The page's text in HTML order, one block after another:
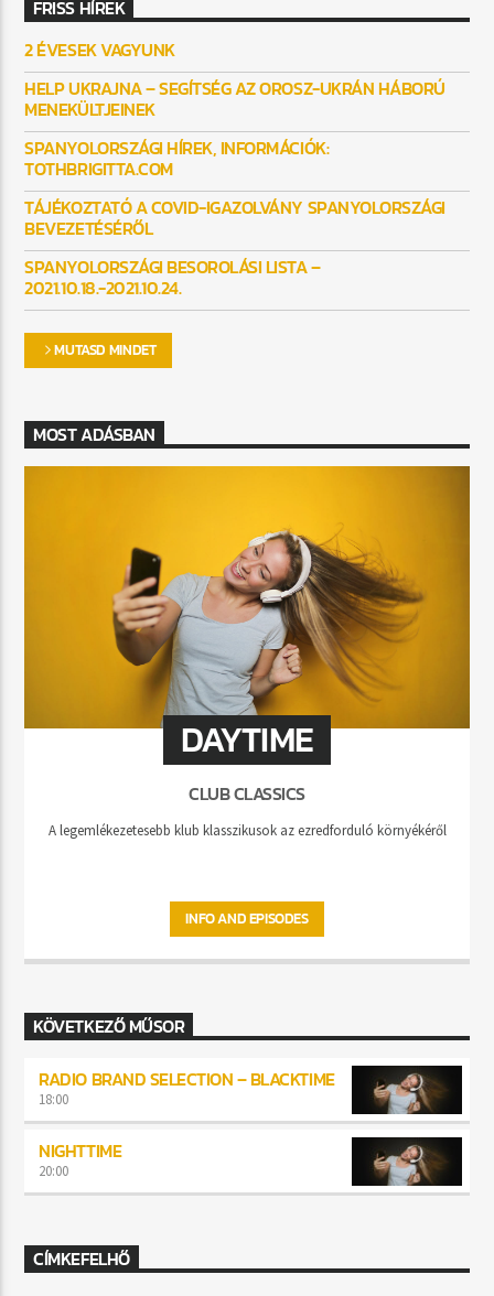
FRISS HÍREK
2 ÉVESEK VAGYUNK
HELP UKRAJNA – SEGÍTSÉG AZ OROSZ-UKRÁN HÁBORÚ
MENEKÜLTJEINEK
SPANYOLORSZÁGI HÍREK, INFORMÁCIÓK:
TOTHBRIGITTA.COM
TÁJÉKOZTATÓ A COVID-IGAZOLVÁNY SPANYOLORSZÁGI
BEVEZETÉSÉRŐL
SPANYOLORSZÁGI BESOROLÁSI LISTA –
2021.10.18.-2021.10.24.
MUTASD MINDET
MOST ADÁSBAN
DAYTIME
CLUB CLASSICS
A legemlékezetesebb klub klasszikusok az ezredforduló környékéről
INFO AND EPISODES
KÖVETKEZŐ MŰSOR
RADIO BRAND SELECTION – BLACKTIME
18:00
NIGHTTIME
20:00
CÍMKEFELHŐ